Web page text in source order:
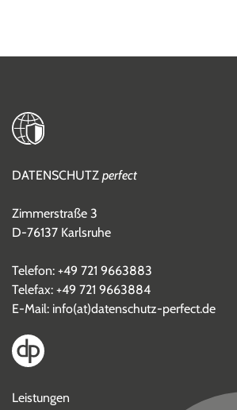
DATENSCHUTZ perfect
Zimmerstraße 3
D-76137 Karlsruhe
Telefon: +49 721 9663883
Telefax: +49 721 9663884
E-Mail: info(at)datenschutz-perfect.de
Leistungen